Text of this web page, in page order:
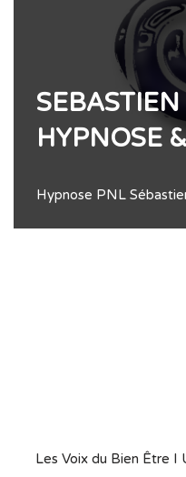
HYPNOSE
Hypnose PNL
Les Voix du Bien Être I